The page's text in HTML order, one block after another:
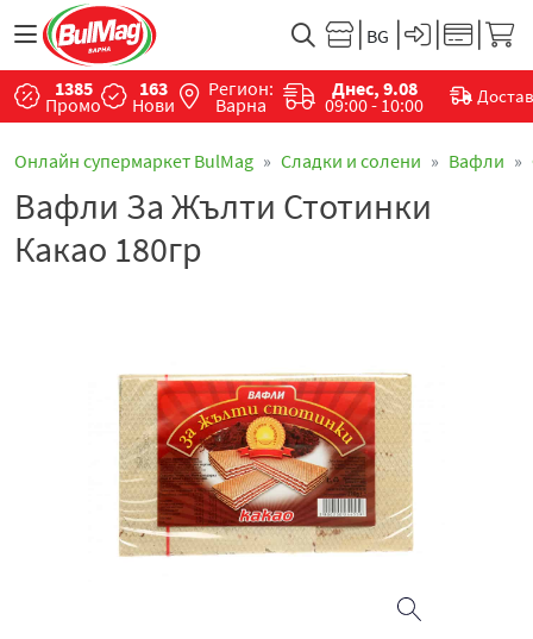
1385
Промо
163
Нови
Регион:
Варна
Днес, 9.08
09:00 - 10:00
Онлайн супермаркет BulMag Сладки и солени Вафли
Вафли За Жълти Стотинки
Какао 180гр